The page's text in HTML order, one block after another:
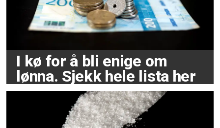
I kø for å bli enige om
lønna. Sjekk hele lista her